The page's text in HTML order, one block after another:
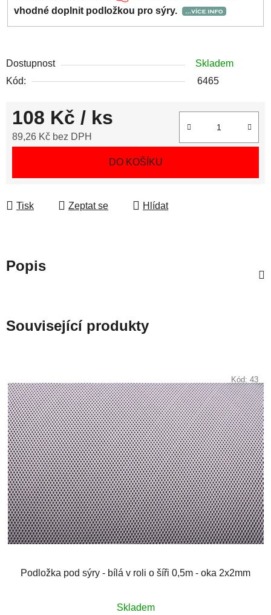
vhodné doplnit podložkou pro sýry.
Dostupnost
Skladem
Kód:
6465
108 Kč / ks
89,26 Kč bez DPH
DO KOŠÍKU
Tisk Zeptat se Hlídat
Popis
Související produkty
Podložka pod sýry - bílá v roli o šíři 0,5m - oka 2x2mm
Skladem
Kód: 43